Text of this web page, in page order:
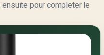
pour completer le